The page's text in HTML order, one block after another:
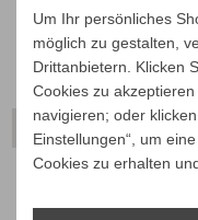
1.548,50 €
Ihr Spar-Preis
Preise inkl. ges.
absolut
ALLE VARIANTEN ZEIGEN
Um Ihr persönliches
möglich zu gestalten,
Drittanbietern. Klicken
Cookies zu
navigieren; oder
Einstellungen“, um
Cookies zu erhalten